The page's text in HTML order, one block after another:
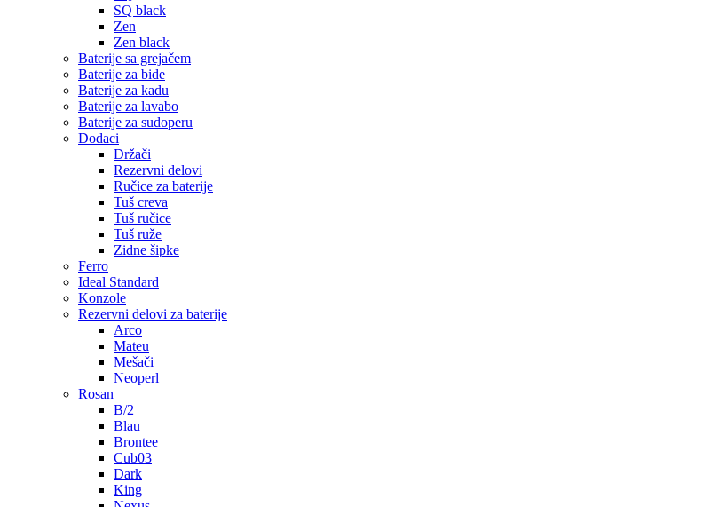
SQ black
Zen
Zen black
Baterije sa grejačem
Baterije za bide
Baterije za kadu
Baterije za lavabo
Baterije za sudoperu
Dodaci
Držači
Rezervni delovi
Ručice za baterije
Tuš creva
Tuš ručice
Tuš ruže
Zidne šipke
Ferro
Ideal Standard
Konzole
Rezervni delovi za baterije
Arco
Mateu
Mešači
Neoperl
Rosan
B/2
Blau
Brontee
Cub03
Dark
King